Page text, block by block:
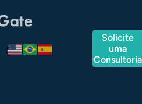
Solicite
uma
Consultoria